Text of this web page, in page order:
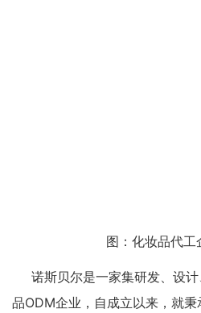
图：化妆品代工
诺斯贝尔是一家集研发、设
品ODM企业，自成立以来，就